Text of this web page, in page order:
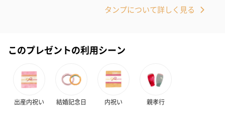
タンプについて詳しく見る
このプレゼントの利用シーン
出産内祝い 結婚記念日 内祝い 親孝行